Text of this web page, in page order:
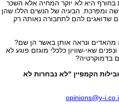
היא לא יוקר המחיה אלא השכר
ומפרכת. הבעיה של הנשים הללו שהן
שדואגים להם לתחבורה נאותה רק
ונראה אותן באשר הן שם?
נזכור אותן ונפנים שאי-שוויון כלכלי מוגזם פוגע לא
בדמוקרטיה?
הקמפיין "לא נבחרות לא
opinions@y-